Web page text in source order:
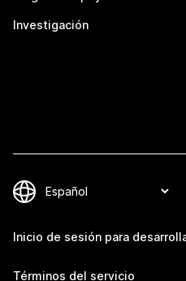
Investigación
Inicio de sesión para
Términos del servicio